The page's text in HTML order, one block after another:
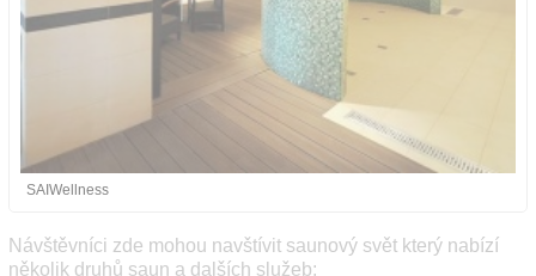
SAIWellness
Návštěvníci zde mohou navštívit saunový svět který nabízí
několik druhů saun a dalších služeb: